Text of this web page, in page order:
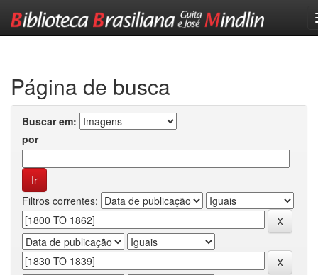
Página de busca
Buscar em:
por
Filtros correntes: